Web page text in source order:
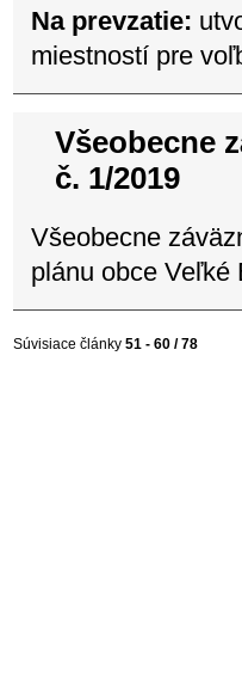
Na prevzatie:
miestností pre
Všeobecne
č. 1/2019
Všeobecne
plánu obce Veľké
Súvisiace články 51 - 60 / 78